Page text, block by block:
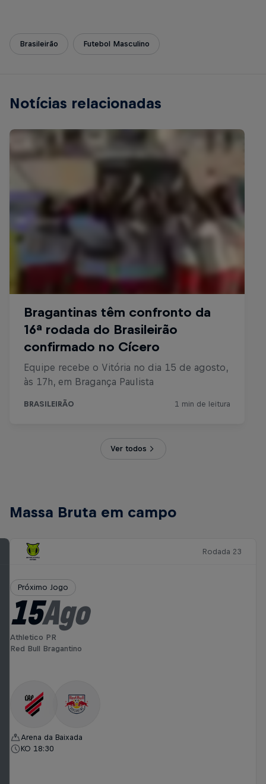
Brasileirão Futebol Masculino
Notícias relacionadas
Ver todos
Massa Bruta em campo
Rodada 23
Próximo Jogo
15Ago
Athletico PR
Red Bull Bragantino
Arena da Baixada
KO 18:30